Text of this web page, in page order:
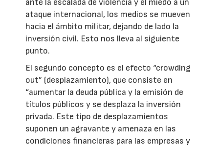
ante la escalada de violencia y el miedo a un
ataque internacional, los medios se mueven
hacia el ámbito militar, dejando de lado la
inversión civil. Esto nos lleva al siguiente
punto.
El segundo concepto es el efecto “crowding
out” (desplazamiento), que consiste en
“aumentar la deuda pública y la emisión de
títulos públicos y se desplaza la inversión
privada. Este tipo de desplazamientos
suponen un agravante y amenaza en las
condiciones financieras para las empresas y